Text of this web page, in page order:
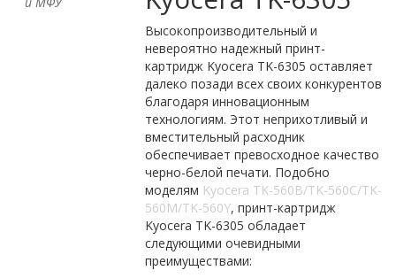
Высокопроизводительный и
невероятно надежный принт-
картридж Kyocera TK-6305 оставляет
далеко позади всех своих конкурентов
благодаря инновационным
технологиям. Этот неприхотливый и
вместительный расходник
обеспечивает превосходное качество
черно-белой печати. Подобно
моделям Kyocera TK-560B/TK-560C/TK-
560M/TK-560Y, принт-картридж
Kyocera TK-6305 обладает
следующими очевидными
преимуществами: